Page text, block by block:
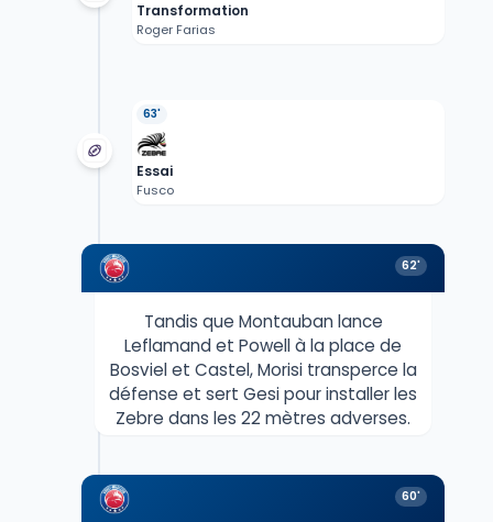
Transformation
Roger Farias
63'
Essai
Fusco
62'
Tandis que Montauban lance
Leflamand et Powell à la place de
Bosviel et Castel, Morisi transperce la
défense et sert Gesi pour installer les
Zebre dans les 22 mètres adverses.
60'